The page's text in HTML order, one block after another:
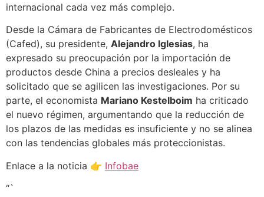
internacional cada vez más complejo.
Desde la Cámara de Fabricantes de Electrodomésticos
(Cafed), su presidente, Alejandro Iglesias, ha
expresado su preocupación por la importación de
productos desde China a precios desleales y ha
solicitado que se agilicen las investigaciones. Por su
parte, el economista Mariano Kestelboim ha criticado
el nuevo régimen, argumentando que la reducción de
los plazos de las medidas es insuficiente y no se alinea
con las tendencias globales más proteccionistas.
Enlace a la noticia 👉 Infobae
“`